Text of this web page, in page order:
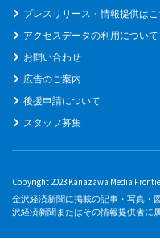
プレスリリース・情報提供はこ
アクセスデータの利用について
お問い合わせ
広告のご案内
後援申請について
スタッフ募集
Copyright 2023 Kanazawa Media
金沢経済新聞に掲載の記事・写真・
沢経済新聞またはその情報提供者に